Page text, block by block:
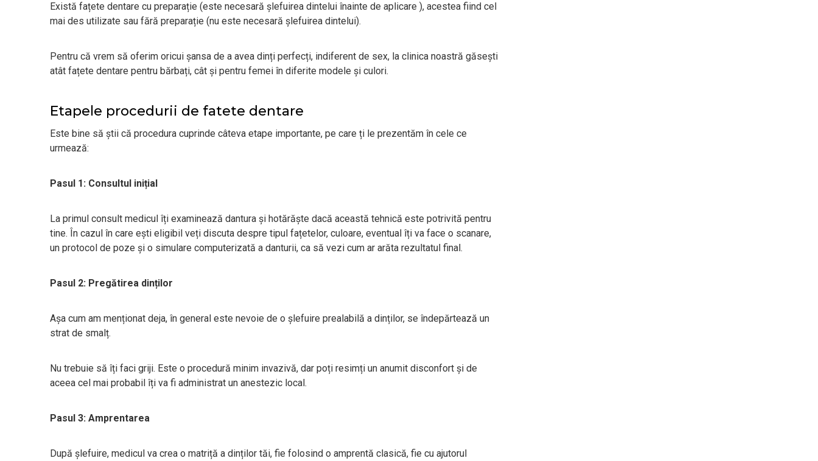
Există fațete dentare cu preparație (este necesară șlefuirea dintelui înainte de aplicare ), acestea fiind cel
mai des utilizate sau fără preparație (nu este necesară șlefuirea dintelui).
Pentru că vrem să oferim oricui șansa de a avea dinți perfecți, indiferent de sex, la clinica noastră găsești
atât fațete dentare pentru bărbați, cât și pentru femei în diferite modele și culori.
Etapele procedurii de fatete dentare
Este bine să știi că procedura cuprinde câteva etape importante, pe care ți le prezentăm în cele ce
urmează:
Pasul 1: Consultul inițial
La primul consult medicul îți examinează dantura și hotărăște dacă această tehnică este potrivită pentru
tine. În cazul în care ești eligibil veți discuta despre tipul fațetelor, culoare, eventual îți va face o scanare,
un protocol de poze și o simulare computerizată a danturii, ca să vezi cum ar arăta rezultatul final.
Pasul 2: Pregătirea dinților
Așa cum am menționat deja, în general este nevoie de o șlefuire prealabilă a dinților, se îndepărtează un
strat de smalț.
Nu trebuie să îți faci griji. Este o procedură minim invazivă, dar poți resimți un anumit disconfort și de
aceea cel mai probabil îți va fi administrat un anestezic local.
Pasul 3: Amprentarea
După șlefuire, medicul va crea o matriță a dinților tăi, fie folosind o amprentă clasică, fie cu ajutorul